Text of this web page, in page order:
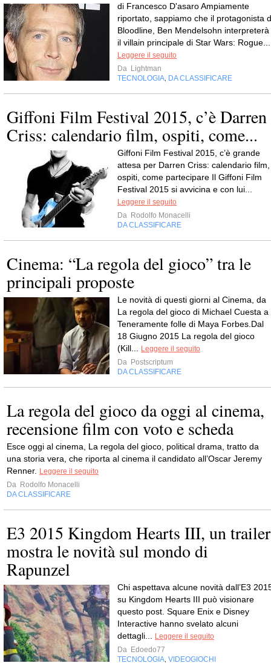
di Francesco D'asaro Ampiamente
riportato, sappiamo che il protagonista
Bloodline, Ben Mendelsohn interpreterà
il villain principale di Star Wars: Rogue...
Leggere il seguito
Da Lightman
TECNOLOGIA DA CLASSIFICARE
Giffoni Film Festival 2015, c’è Darren
Criss: calendario film, ospiti, come...
Giffoni Film Festival 2015, c’è grande
attesa per Darren Criss: calendario film,
ospiti, come partecipare Il Giffoni Film
Festival 2015 si avvicina e con lui...
Leggere il seguito
Da Rodolfo Monacelli
DA CLASSIFICARE
Cinema: “La regola del gioco” tra le
principali proposte
Le novità di questi giorni al Cinema, da
La regola del gioco di Michael Cuesta a
Teneramente folle di Maya Forbes.Dal
18 Giugno 2015 La regola del gioco
(Kill...
Leggere il seguito
Da Postscriptum
DA CLASSIFICARE
La regola del gioco da oggi al cinema,
recensione film con voto e scheda
Esce oggi al cinema, La regola del gioco, political drama, tratto da
una storia vera, che riporta al cinema il candidato all’Oscar Jeremy
Renner.
Leggere il seguito
Da Rodolfo Monacelli
DA CLASSIFICARE
E3 2015 Kingdom Hearts III, un trailer
mostra le novità sul mondo di
Rapunzel
Chi aspettava alcune novità dall’E3
su Kingdom Hearts III può visionare
questo post. Square Enix e Disney
Interactive hanno svelato alcuni
dettagli...
Leggere il seguito
Da Edoedo77
TECNOLOGIA VIDEOGIOCHI